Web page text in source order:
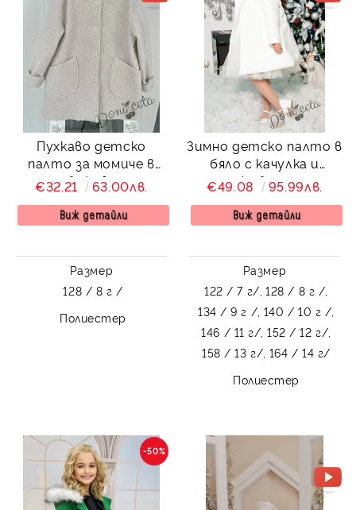
Пухкаво детско
палто за момиче в
бежово
€32.21 63.00лв.
Виж детайли
Размер
128 / 8 г /
Полиестер
Зимно детско палто в
бяло с качулка и
джобчета
€49.08 95.99лв.
Виж детайли
Размер
122 / 7 г/, 128 / 8 г /,
134 / 9 г /, 140 / 10 г /,
146 / 11 г/, 152 / 12 г/,
158 / 13 г/, 164 / 14 г/
Полиестер
-50%